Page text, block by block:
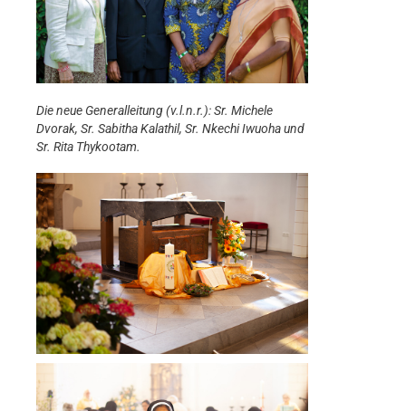
Die neue Generalleitung (v.l.n.r.): Sr. Michele
Dvorak, Sr. Sabitha Kalathil, Sr. Nkechi Iwuoha und
Sr. Rita Thykootam.